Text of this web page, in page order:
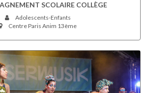
SCOLAIRE COLLÈGE
Adolescents-Enfants
Centre Paris Anim 13ème